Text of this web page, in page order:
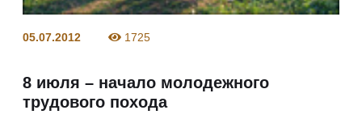
05.07.2012 1725
8 июля – начало молодежного
трудового похода